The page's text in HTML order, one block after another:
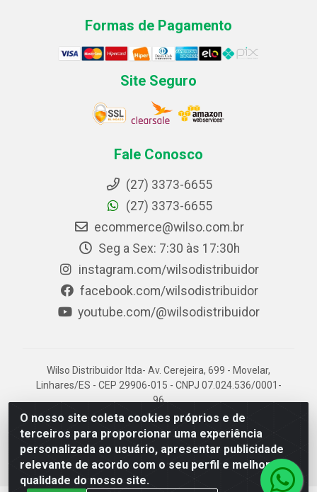
O nosso site coleta cookies próprios e de
terceiros para proporcionar uma experiência
personalizada ao usuário, apresentar publicidade
relevante de acordo com o seu perfil e melhorar a
qualidade do nosso site.
Formas de Pagamento
Site Seguro
Fale Conosco
(27) 3373-6655
(27) 3373-6655
ecommerce@wilso.com.br
Seg a Sex: 7:30 às 17:30h
instagram.com/wilsodistribuidor
facebook.com/wilsodistribuidor
youtube.com/@wilsodistribuidor
Wilso Distribuidor ltda- Av. Cerejeira, 699 - Movelar,
Linhares/ES - CEP 29906-015 - CNPJ 07.024.536/0001-
96